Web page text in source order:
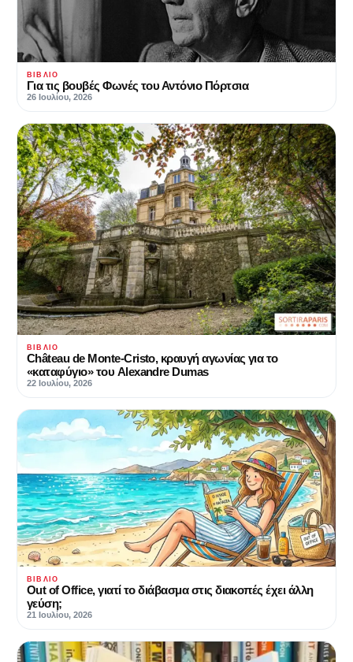
ΒΙΒΛΊΟ
Για τις βουβές Φωνές του Αντόνιο Πόρτσια
26 Ιουλίου, 2026
ΒΙΒΛΊΟ
Château de Monte-Cristo, κραυγή αγωνίας για το
«καταφύγιο» του Alexandre Dumas
22 Ιουλίου, 2026
ΒΙΒΛΊΟ
Out of Office, γιατί το διάβασμα στις διακοπές έχει άλλη
γεύση;
21 Ιουλίου, 2026